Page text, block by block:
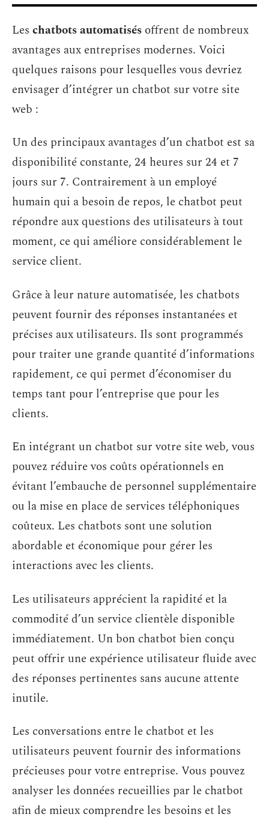
Les chatbots automatisés offrent de nombreux
avantages aux entreprises modernes. Voici
quelques raisons pour lesquelles vous devriez
envisager d’intégrer un chatbot sur votre site
web :
Un des principaux avantages d’un chatbot est sa
disponibilité constante, 24 heures sur 24 et 7
jours sur 7. Contrairement à un employé
humain qui a besoin de repos, le chatbot peut
répondre aux questions des utilisateurs à tout
moment, ce qui améliore considérablement le
service client.
Grâce à leur nature automatisée, les chatbots
peuvent fournir des réponses instantanées et
précises aux utilisateurs. Ils sont programmés
pour traiter une grande quantité d’informations
rapidement, ce qui permet d’économiser du
temps tant pour l’entreprise que pour les
clients.
En intégrant un chatbot sur votre site web, vous
pouvez réduire vos coûts opérationnels en
évitant l’embauche de personnel supplémentaire
ou la mise en place de services téléphoniques
coûteux. Les chatbots sont une solution
abordable et économique pour gérer les
interactions avec les clients.
Les utilisateurs apprécient la rapidité et la
commodité d’un service clientèle disponible
immédiatement. Un bon chatbot bien conçu
peut offrir une expérience utilisateur fluide avec
des réponses pertinentes sans aucune attente
inutile.
Les conversations entre le chatbot et les
utilisateurs peuvent fournir des informations
précieuses pour votre entreprise. Vous pouvez
analyser les données recueillies par le chatbot
afin de mieux comprendre les besoins et les